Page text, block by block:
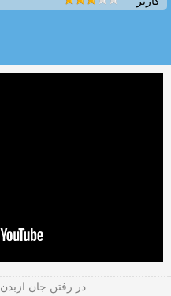
در رفتن جان